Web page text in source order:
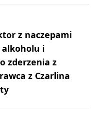
z naczepami
alkoholu i
zderzenia z
z Czarlina